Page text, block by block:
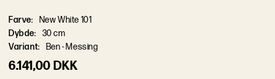
6.141,00 DKK
Farve:
New White 101
Dybde:
30 cm
Variant: Ben - Messing